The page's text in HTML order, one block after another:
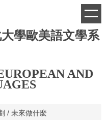
學歐美語文學系
AND
/ 未來做什麼